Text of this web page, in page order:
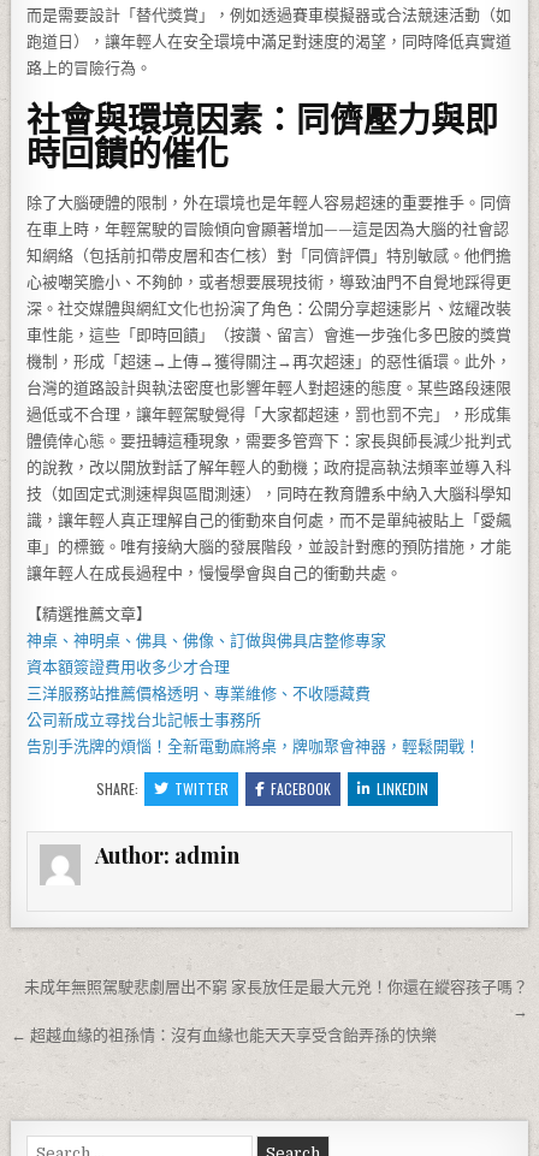
而是需要設計「替代獎賞」，例如透過賽車模擬器或合法競速活動（如
跑道日），讓年輕人在安全環境中滿足對速度的渴望，同時降低真實道
路上的冒險行為。
社會與環境因素：同儕壓力與即
時回饋的催化
除了大腦硬體的限制，外在環境也是年輕人容易超速的重要推手。同儕
在車上時，年輕駕駛的冒險傾向會顯著增加——這是因為大腦的社會認
知網絡（包括前扣帶皮層和杏仁核）對「同儕評價」特別敏感。他們擔
心被嘲笑膽小、不夠帥，或者想要展現技術，導致油門不自覺地踩得更
深。社交媒體與網紅文化也扮演了角色：公開分享超速影片、炫耀改裝
車性能，這些「即時回饋」（按讚、留言）會進一步強化多巴胺的獎賞
機制，形成「超速→上傳→獲得關注→再次超速」的惡性循環。此外，
台灣的道路設計與執法密度也影響年輕人對超速的態度。某些路段速限
過低或不合理，讓年輕駕駛覺得「大家都超速，罰也罰不完」，形成集
體僥倖心態。要扭轉這種現象，需要多管齊下：家長與師長減少批判式
的說教，改以開放對話了解年輕人的動機；政府提高執法頻率並導入科
技（如固定式測速桿與區間測速），同時在教育體系中納入大腦科學知
識，讓年輕人真正理解自己的衝動來自何處，而不是單純被貼上「愛飆
車」的標籤。唯有接納大腦的發展階段，並設計對應的預防措施，才能
讓年輕人在成長過程中，慢慢學會與自己的衝動共處。
【精選推薦文章】
神桌、神明桌 、佛具 、佛像、訂做與佛具店整修專家
資本額簽證費用 收多少才合理
三洋服務站推薦價格透明、專業維修、不收隱藏費
公司新成立尋找台北記帳士事務所
告別手洗牌的煩惱！全新電動麻將桌 ，牌咖聚會神器，輕鬆開戰！
SHARE: TWITTER FACEBOOK LINKEDIN
Author: admin
文章導覽
未成年無照駕駛悲劇層出不窮 家長放任是最大元兇！你還在縱容孩子嗎？
→
← 超越血緣的祖孫情：沒有血緣也能天天享受含飴弄孫的快樂
Search for: